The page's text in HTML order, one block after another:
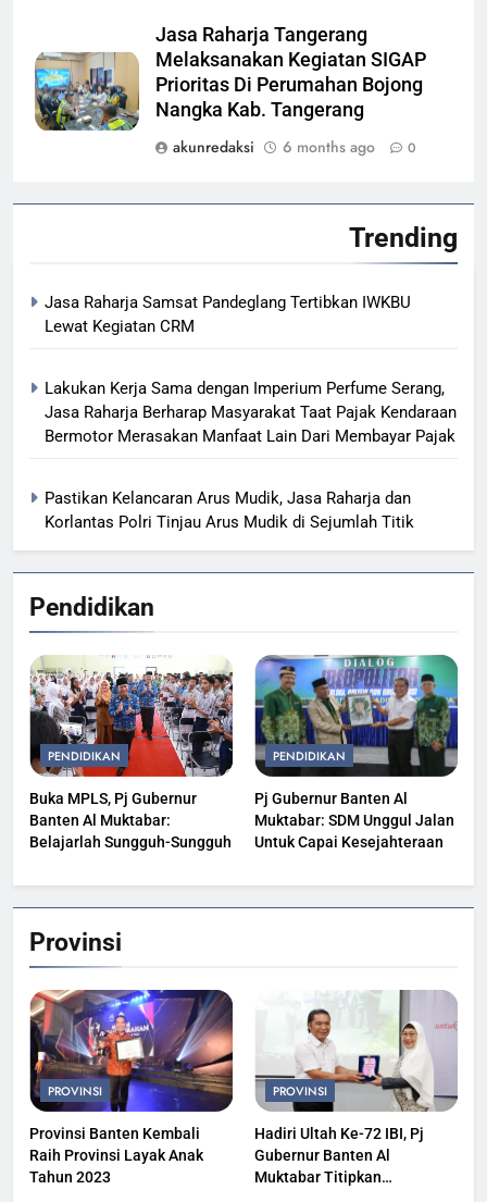
Jasa Raharja Tangerang
Melaksanakan Kegiatan SIGAP
Prioritas Di Perumahan Bojong
Nangka Kab. Tangerang
akunredaksi
6 months ago 0
Trending
Jasa Raharja Samsat Pandeglang Tertibkan IWKBU
Lewat Kegiatan CRM
Lakukan Kerja Sama dengan Imperium Perfume Serang,
Jasa Raharja Berharap Masyarakat Taat Pajak Kendaraan
Bermotor Merasakan Manfaat Lain Dari Membayar Pajak
Pastikan Kelancaran Arus Mudik, Jasa Raharja dan
Korlantas Polri Tinjau Arus Mudik di Sejumlah Titik
Pendidikan
PENDIDIKAN
Buka MPLS, Pj Gubernur
Banten Al Muktabar:
Belajarlah Sungguh-Sungguh
PENDIDIKAN
Pj Gubernur Banten Al
Muktabar: SDM Unggul Jalan
Untuk Capai Kesejahteraan
Provinsi
PROVINSI
Provinsi Banten Kembali
Raih Provinsi Layak Anak
Tahun 2023
PROVINSI
Hadiri Ultah Ke-72 IBI, Pj
Gubernur Banten Al
Muktabar Titipkan